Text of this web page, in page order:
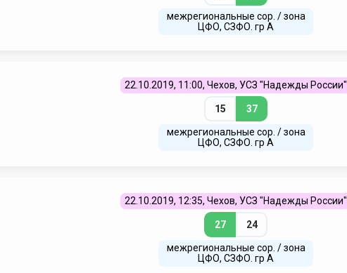
межрегиональные сор. / зона
ЦФО, СЗФО. гр А
22.10.2019, 11:00, Чехов, УСЗ "Надежды России"
15 37
межрегиональные сор. / зона
ЦФО, СЗФО. гр А
22.10.2019, 12:35, Чехов, УСЗ "Надежды России"
27 24
межрегиональные сор. / зона
ЦФО, СЗФО. гр А